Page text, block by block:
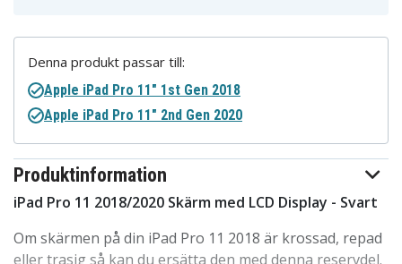
Produktinformation
iPad Pro 11 2018/2020 Skärm med LCD Display - Svart
Om skärmen på din iPad Pro 11 2018 är krossad, repad
eller trasig så kan du ersätta den med denna reservdel.
Denna produkt passar till:
Apple iPad Pro 11" 1st Gen 2018
Apple iPad Pro 11" 2nd Gen 2020